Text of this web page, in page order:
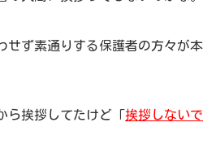
せず素通りする保護者の方々が本
ら挨拶してたけど「挨拶しないで